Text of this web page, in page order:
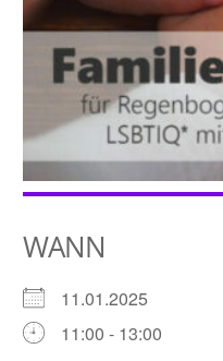
WANN
11.01.2025
11:00 - 13:00